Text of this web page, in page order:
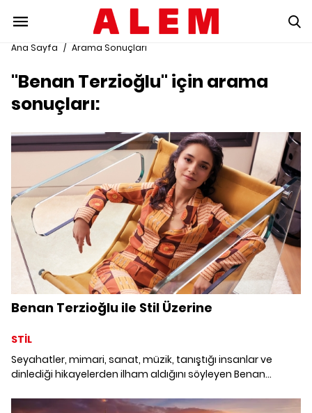
Ana Sayfa / Arama Sonuçları
"Benan Terzioğlu" için arama
sonuçları:
Benan Terzioğlu ile Stil Üzerine
STİL
Seyahatler, mimari, sanat, müzik, tanıştığı insanlar ve
dinlediği hikayelerden ilham aldığını söyleyen Benan